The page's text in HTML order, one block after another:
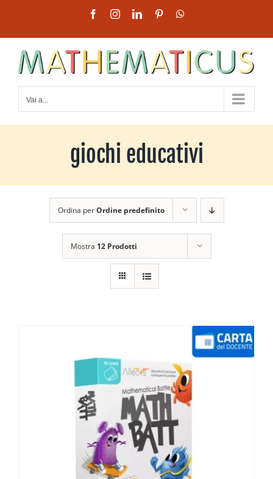
contenuto
FacebookInstagramLinkedInPinterest
Vai a...
giochi educativi
Ordina perOrdine predefinito
Mostra 12 Prodotti